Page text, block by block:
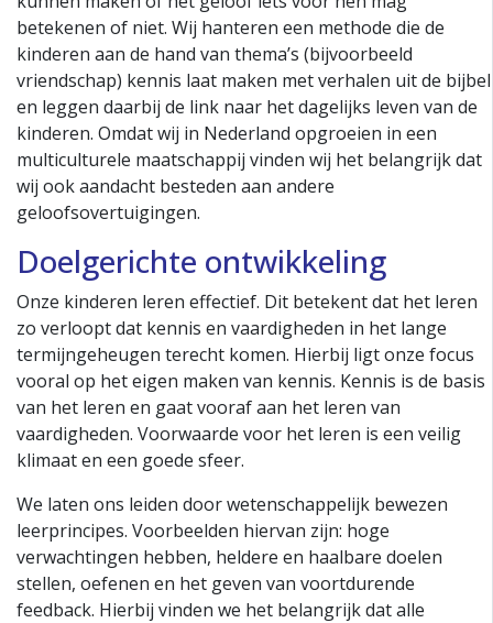
betekenen of niet. Wij hanteren een methode die de
kinderen aan de hand van thema’s (bijvoorbeeld
vriendschap) kennis laat maken met verhalen uit de bijbel
en leggen daarbij de link naar het dagelijks leven van de
kinderen. Omdat wij in Nederland opgroeien in een
multiculturele maatschappij vinden wij het belangrijk dat
wij ook aandacht besteden aan andere
geloofsovertuigingen.
Doelgerichte ontwikkeling
Onze kinderen leren effectief. Dit betekent dat het leren
zo verloopt dat kennis en vaardigheden in het lange
termijngeheugen terecht komen. Hierbij ligt onze focus
vooral op het eigen maken van kennis. Kennis is de basis
van het leren en gaat vooraf aan het leren van
vaardigheden. Voorwaarde voor het leren is een veilig
klimaat en een goede sfeer.
We laten ons leiden door wetenschappelijk bewezen
leerprincipes. Voorbeelden hiervan zijn: hoge
verwachtingen hebben, heldere en haalbare doelen
stellen, oefenen en het geven van voortdurende
feedback. Hierbij vinden we het belangrijk dat alle